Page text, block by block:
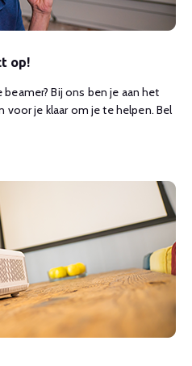
op!
Bij ons ben je aan het
voor je klaar om je te helpen. Bel